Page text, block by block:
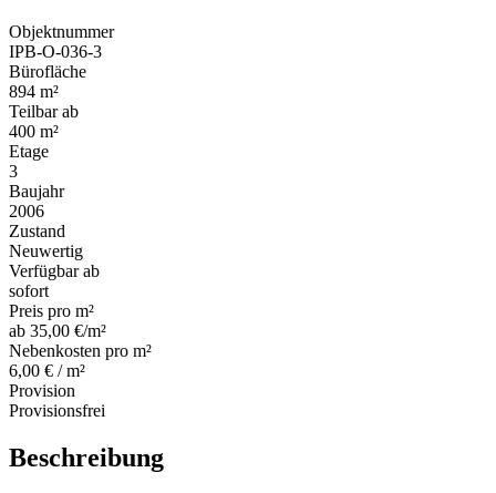
Objektnummer
IPB-O-036-3
Bürofläche
894 m²
Teilbar ab
400 m²
Etage
3
Baujahr
2006
Zustand
Neuwertig
Verfügbar ab
sofort
Preis pro m²
ab 35,00 €/m²
Nebenkosten pro m²
6,00 € / m²
Provision
Provisionsfrei
Beschreibung